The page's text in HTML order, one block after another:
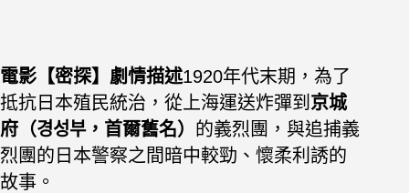
電影【密探】劇情描述1920年代末期，為了
抵抗日本殖民統治，從上海運送炸彈到 京城
府（경성부，首爾舊名） 的義烈團，與追捕義
烈團的日本警察之間暗中較勁、懷柔利誘的
故事。